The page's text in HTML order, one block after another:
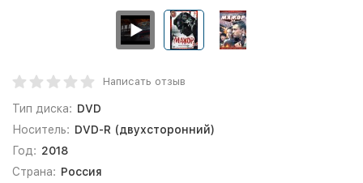
Написать отзыв
Тип диска: DVD
Носитель: DVD-R (двухсторонний)
Год: 2018
Страна: Россия